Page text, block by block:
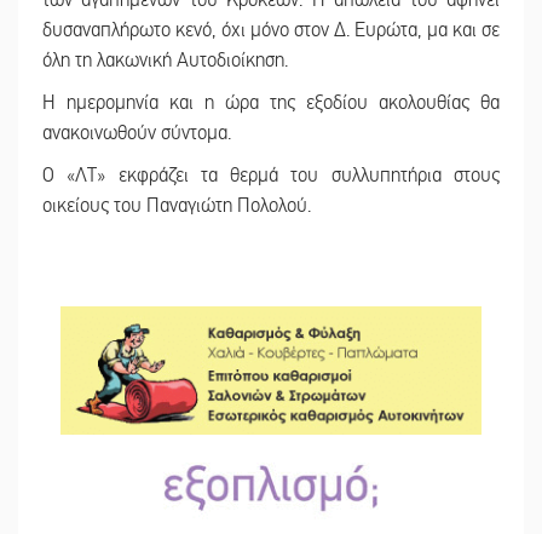
δυσαναπλήρωτο κενό, όχι μόνο στον Δ. Ευρώτα, μα και σε
όλη τη λακωνική Αυτοδιοίκηση.
Η ημερομηνία και η ώρα της εξοδίου ακολουθίας θα
ανακοινωθούν σύντομα.
Ο «ΛΤ» εκφράζει τα θερμά του συλλυπητήρια στους
οικείους του Παναγιώτη Πολολού.